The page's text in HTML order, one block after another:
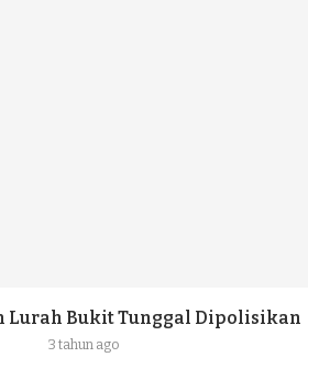
Lurah Bukit Tunggal Dipolisikan
3 tahun ago